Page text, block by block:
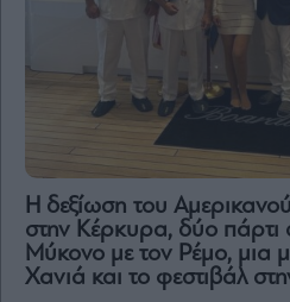
H δεξίωση του
στην Κέρκυρα, δύο πάρτι
Μύκονο με τον Ρέμο, μια
Χανιά και το φεστιβάλ